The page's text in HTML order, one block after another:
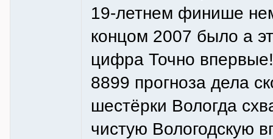
19-летнем финише
концом 2007 было а
цифра Точно
8899 прогноза дела
шестёрки Вологда
чистую Вологодскую